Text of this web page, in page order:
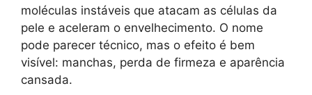
moléculas instáveis que atacam as células da
pele e aceleram o envelhecimento. O nome
pode parecer técnico, mas o efeito é bem
visível: manchas, perda de firmeza e aparência
cansada.